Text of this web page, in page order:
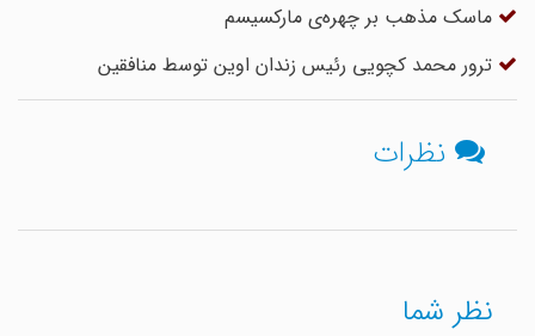
ماسک مذهب بر چهره‌ی مارکسیسم
ترور محمد کچویی رئیس زندان اوین توسط منافقین
نظرات
نظر شما